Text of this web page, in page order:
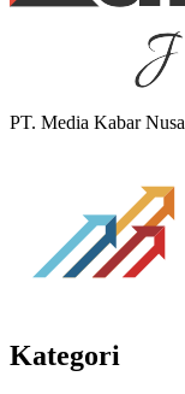
PT. Media Kabar Nusa
Kategori